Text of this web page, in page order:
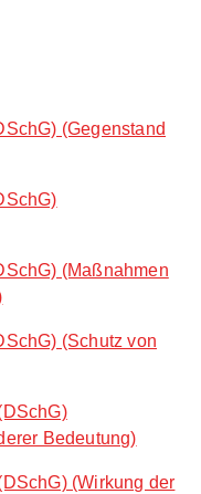
(Gegenstand
(Maßnahmen
(Schutz von
Bedeutung)
(Wirkung der